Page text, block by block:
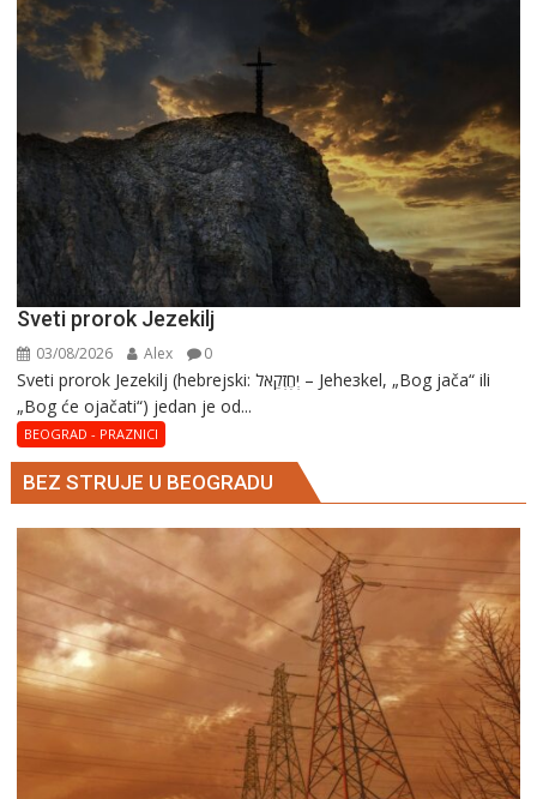
Sveti prorok Jezekilj
03/08/2026 Alex 0
Sveti prorok Jezekilj (hebrejski: יְחֶזְקֵאל – Jehезkel, „Bog jača“ ili
„Bog će ojačati“) jedan je od...
BEOGRAD - PRAZNICI
BEZ STRUJE U BEOGRADU